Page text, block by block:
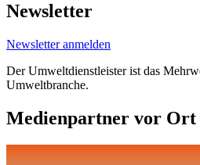
Newsletter
Newsletter anmelden
Der Umweltdienstleister ist das
Umweltbranche.
Medienpartner vor Ort